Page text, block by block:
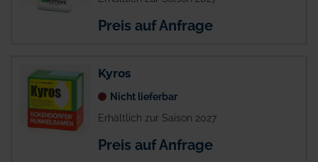
Preis auf Anfrage
Kyros
Nicht lieferbar
Erhältlich zur Saison 2027
Preis auf Anfrage